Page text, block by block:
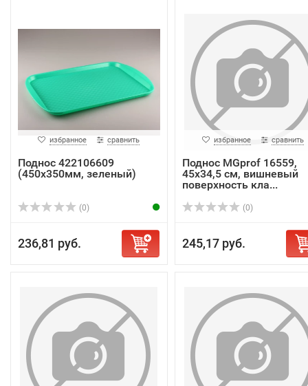
избранное сравнить
Поднос 422106609
(450x350мм, зеленый)
(0)
236,81 руб.
избранное сравнить
Поднос MGprof 16559,
45х34,5 см, вишневый
поверхность кла...
(0)
245,17 руб.